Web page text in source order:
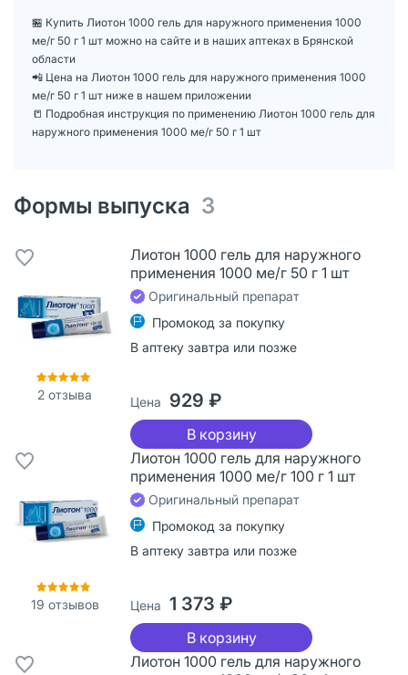
🏪 Купить Лиотон 1000 гель для наружного применения 1000
ме/г 50 г 1 шт можно на сайте и в наших аптеках в Брянской
области
📲 Цена на Лиотон 1000 гель для наружного применения 1000
ме/г 50 г 1 шт ниже в нашем приложении
📒 Подробная инструкция по применению Лиотон 1000 гель для
наружного применения 1000 ме/г 50 г 1 шт
Формы выпуска 3
2 отзыва
Лиотон 1000 гель для наружного
применения 1000 ме/г 50 г 1 шт
Оригинальный препарат
Промокод за покупку
В аптеку завтра или позже
Цена 929 ₽
В корзину
19 отзывов
Лиотон 1000 гель для наружного
применения 1000 ме/г 100 г 1 шт
Оригинальный препарат
Промокод за покупку
В аптеку завтра или позже
Цена 1 373 ₽
В корзину
Лиотон 1000 гель для наружного